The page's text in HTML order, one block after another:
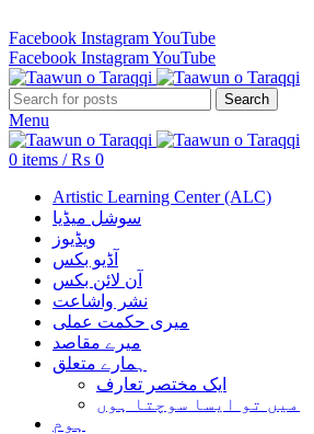
Facebook InstagramYouTube
Facebook InstagramYouTube
Search
Menu
0 items / ₨ 0
Artistic Learning Center (ALC)
سوشل میڈیا
ویڈیوز
آڈیو بکس
آن لائن بکس
نشر واشاعت
میری حکمت عملی
میرے مقاصد
ہمارے متعلق
ایک مختصر تعارف
میں تو ایسا سوچتا ہوں
ہوم